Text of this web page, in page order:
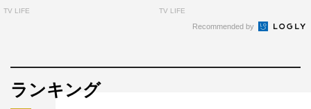
主題歌：清原果耶「今とあの頃の僕ら」（カラフルレコー
脚本・監督：藤井道人
TV LIFE TV LIFE
Recommended by
ランキング